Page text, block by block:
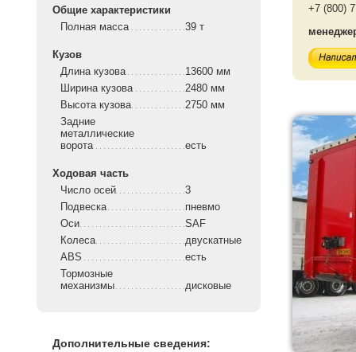
Общие характеристики
Полная масса
39 т
Кузов
Длина кузова
13600 мм
Ширина кузова
2480 мм
Высота кузова
2750 мм
Задние
металлические
ворота
есть
Ходовая часть
Число осей
3
Подвеска
пневмо
Оси
SAF
Колеса
двускатные
ABS
есть
Тормозные
механизмы
дисковые
Дополнительные сведения:
+7 (800)